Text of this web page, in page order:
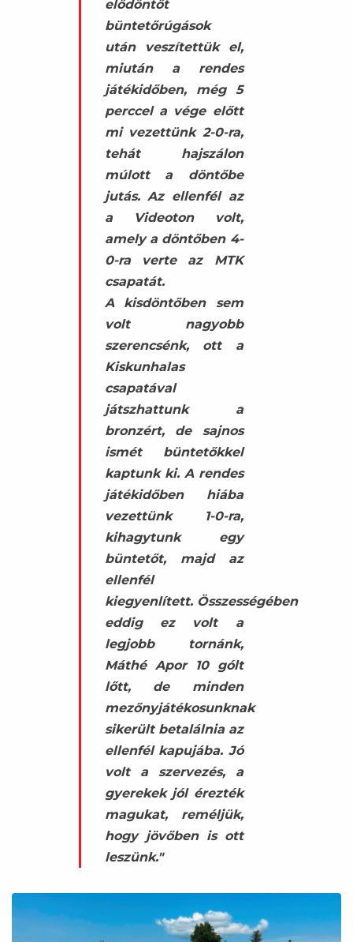
elődöntőt
büntetőrúgások
után veszítettük el,
miután a rendes
játékidőben, még 5
perccel a vége előtt
mi vezettünk 2-0-ra,
tehát hajszálon
múlott a döntőbe
jutás. Az ellenfél az
a Videoton volt,
amely a döntőben 4-
0-ra verte az MTK
csapatát.
A kisdöntőben sem
volt nagyobb
szerencsénk, ott a
Kiskunhalas
csapatával
játszhattunk a
bronzért, de sajnos
ismét büntetőkkel
kaptunk ki. A rendes
játékidőben hiába
vezettünk 1-0-ra,
kihagytunk egy
büntetőt, majd az
ellenfél
kiegyenlített. Összességében
eddig ez volt a
legjobb tornánk,
Máthé Apor 10 gólt
lőtt, de minden
mezőnyjátékosunknak
sikerült betalálnia az
ellenfél kapujába. Jó
volt a szervezés, a
gyerekek jól érezték
magukat, reméljük,
hogy jövőben is ott
leszünk."